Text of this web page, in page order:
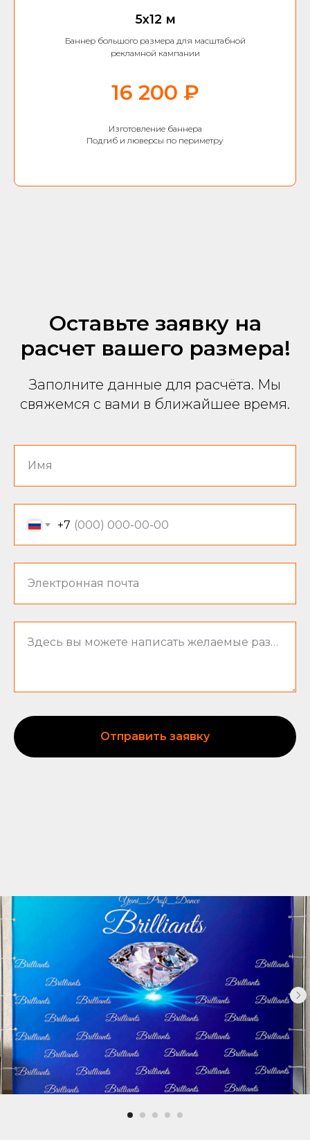
5х12 м
Баннер большого размера для масштабной
рекламной кампании
16 200 ₽
Изготовление баннера
Подгиб и люверсы по периметру
Оставьте заявку на
расчет вашего размера!
Заполните данные для расчёта. Мы
свяжемся с вами в ближайшее время.
Имя
+7
Электронная почта
Здесь вы можете написать желаемые размеры и вид изделия
Отправить заявку